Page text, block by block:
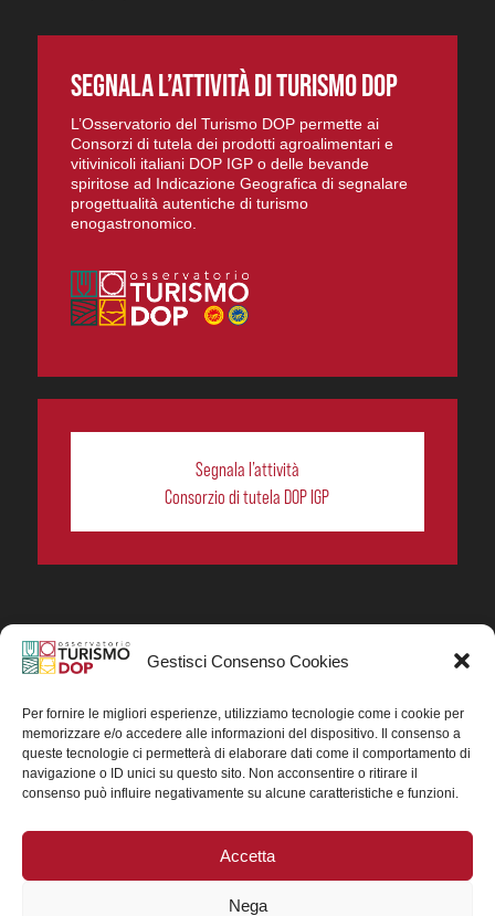
Gestisci Consenso Cookies
Per fornire le migliori esperienze, utilizziamo tecnologie come i cookie per
memorizzare e/o accedere alle informazioni del dispositivo. Il consenso a
queste tecnologie ci permetterà di elaborare dati come il comportamento di
navigazione o ID unici su questo sito. Non acconsentire o ritirare il
consenso può influire negativamente su alcune caratteristiche e funzioni.
Accetta
Nega
SEGNALA L’ATTIVITÀ DI TURISMO DOP
L’Osservatorio del Turismo DOP permette ai
Consorzi di tutela dei prodotti agroalimentari e
vitivinicoli italiani DOP IGP o delle bevande
spiritose ad Indicazione Geografica di segnalare
progettualità autentiche di turismo
enogastronomico.
Segnala l’attività
Consorzio di tutela DOP IGP
In collaborazione ORIGIN ITALIA.
del turismo enogastronomico dei prodotti DOP IGP
italiani.
Concessione contributo MASAF DM n. 0311719 del
15/06/2023
Concessione contributo MASAF, DM n. 0016662 del
15/01/2025 (CUP J88H24002560007)